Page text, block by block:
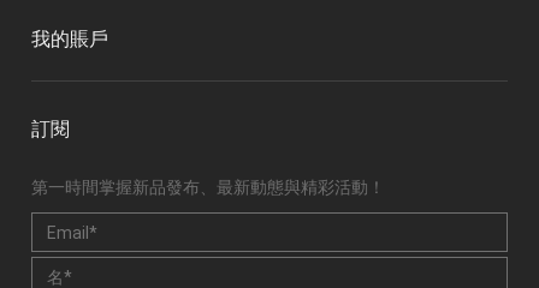
我的賬戶
訂閱
第一時間掌握新品發布、最新動態與精彩活動！